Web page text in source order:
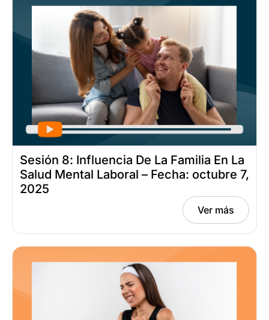
Sesión 8: Influencia De La Familia En La
Salud Mental Laboral – Fecha: octubre 7,
2025
Ver más